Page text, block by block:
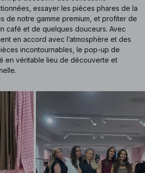
essayer les pièces phares de la
de notre gamme premium, et profiter de
café et de quelques douceurs. Avec
en accord avec l’atmosphère et des
incontournables, le pop-up de
en véritable lieu de découverte et